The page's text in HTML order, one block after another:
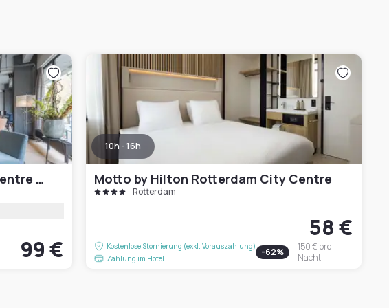
Postillion Hotel & Convention Centre WTC Rotterdam
99 €
10h - 16h
Motto by Hilton Rotterdam City Centre
Rotterdam
Kostenlose Stornierung (exkl. Vorauszahlung)
Zahlung im Hotel
58 €
-62% 150 €pro
Nacht